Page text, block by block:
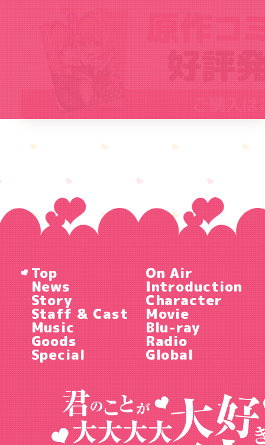
Top On Air
News Introduction
Story Character
Staff & Cast Movie
Music Blu-ray
Goods Radio
Special Global